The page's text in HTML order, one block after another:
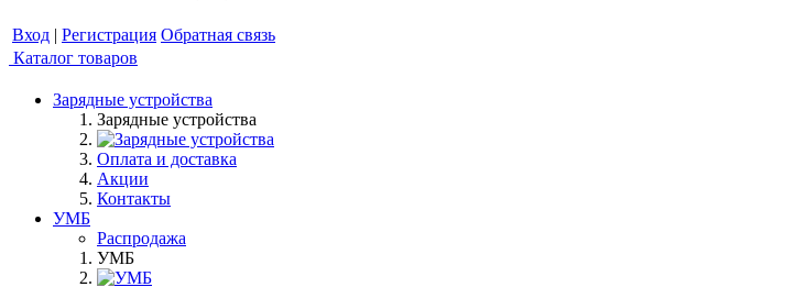
Вход | Регистрация Обратная связь
Каталог товаров
Зарядные устройства
Зарядные устройства
Оплата и доставка
Акции
Контакты
УМБ
Распродажа
УМБ